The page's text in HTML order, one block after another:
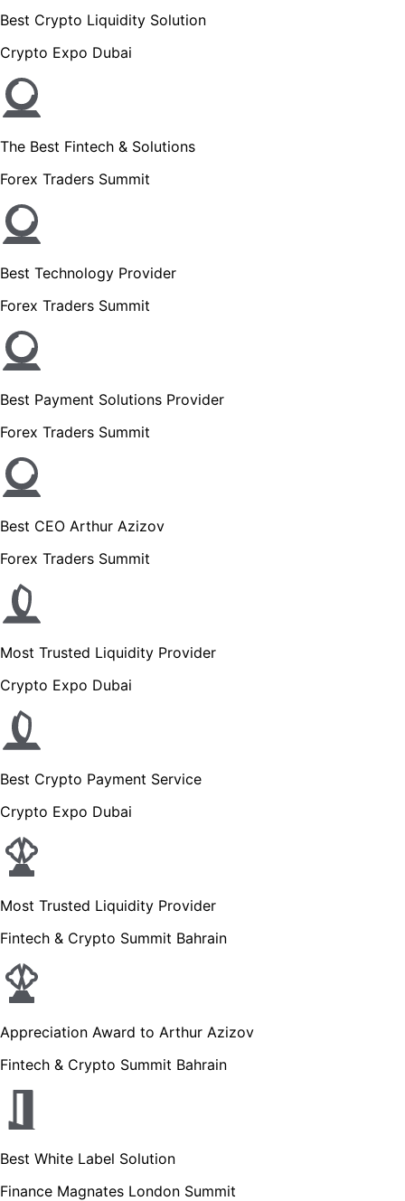
Best Crypto Liquidity Solution
Crypto Expo Dubai
The Best Fintech & Solutions
Forex Traders Summit
Best Technology Provider
Forex Traders Summit
Best Payment Solutions Provider
Forex Traders Summit
Best CEO Arthur Azizov
Forex Traders Summit
Most Trusted Liquidity Provider
Crypto Expo Dubai
Best Crypto Payment Service
Crypto Expo Dubai
Most Trusted Liquidity Provider
Fintech & Crypto Summit Bahrain
Appreciation Award to Arthur Azizov
Fintech & Crypto Summit Bahrain
Best White Label Solution
Finance Magnates London Summit